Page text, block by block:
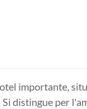
importante,
distingue per